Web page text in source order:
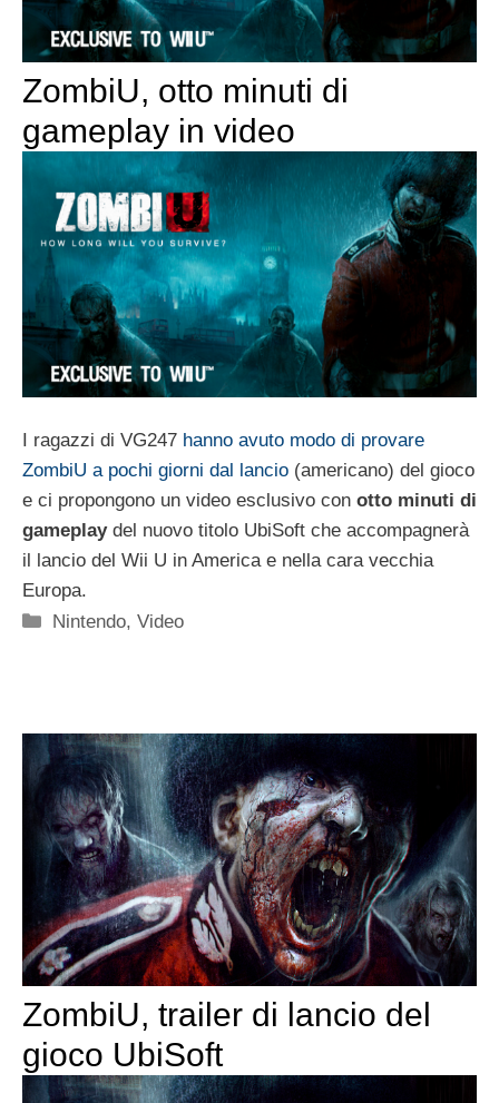
ZombiU, otto minuti di
gameplay in video
I ragazzi di VG247 hanno avuto modo di provare
ZombiU a pochi giorni dal lancio (americano) del gioco
e ci propongono un video esclusivo con otto minuti di
gameplaydel nuovo titolo UbiSoft che accompagnerà
il lancio del Wii U in America e nella cara vecchia
Europa.
Categorie
Nintendo,Video
ZombiU, trailer di lancio del
gioco UbiSoft